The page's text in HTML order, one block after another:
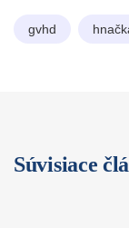
gvhd
Súvisiace